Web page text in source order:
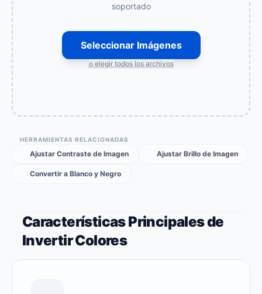
soportado
Seleccionar Imágenes
o elegir todos los archivos
HERRAMIENTAS RELACIONADAS
Ajustar Contraste de Imagen Ajustar Brillo de Imagen
Convertir a Blanco y Negro
Características Principales de
Invertir Colores